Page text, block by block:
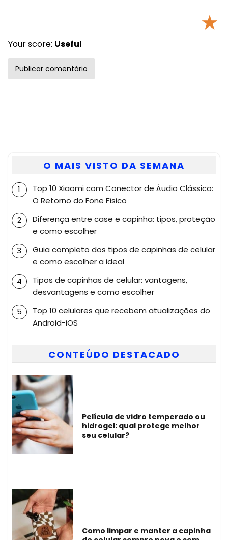
★
Your score: Useful
O MAIS VISTO DA SEMANA
Top 10 Xiaomi com Conector de Áudio Clássico:
O Retorno do Fone Físico
Diferença entre case e capinha: tipos, proteção
e como escolher
Guia completo dos tipos de capinhas de celular
e como escolher a ideal
Tipos de capinhas de celular: vantagens,
desvantagens e como escolher
Top 10 celulares que recebem atualizações do
Android-iOS
CONTEÚDO DESTACADO
Película de vidro temperado ou
hidrogel: qual protege melhor
seu celular?
Como limpar e manter a capinha